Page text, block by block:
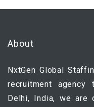
About
NxtGen Global
recruitment
Delhi, India, we are